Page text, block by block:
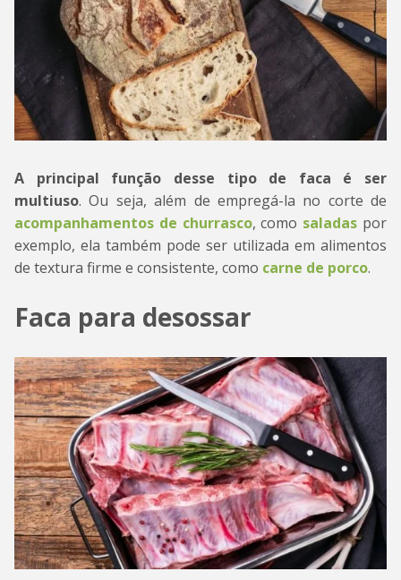
A principal função desse tipo de faca é ser
multiuso. Ou seja, além de empregá-la no corte de
acompanhamentos de churrasco, como saladas por
exemplo, ela também pode ser utilizada em alimentos
de textura firme e consistente, como carne de porco.
Faca para desossar